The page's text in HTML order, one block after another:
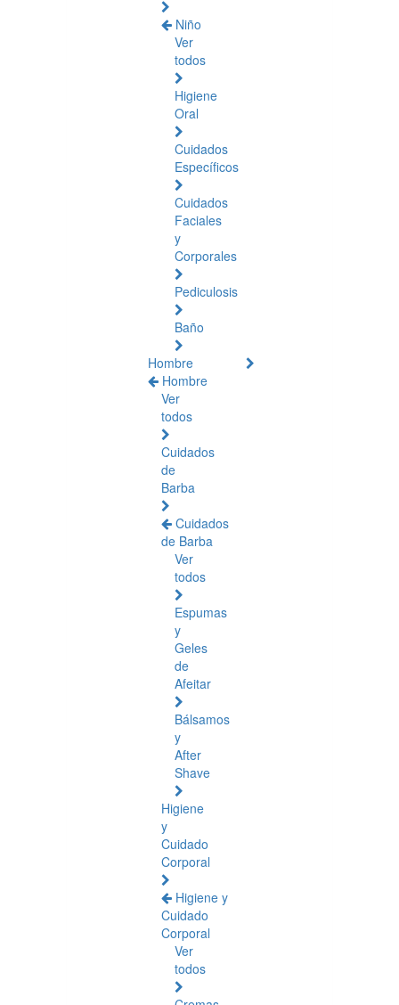
Niño
Ver
todos
Higiene
Oral
Cuidados
Específicos
Cuidados
Faciales
y
Corporales
Pediculosis
Baño
Hombre
Hombre
Ver
todos
Cuidados
de
Barba
Cuidados
de Barba
Ver
todos
Espumas
y
Geles
de
Afeitar
Bálsamos
y
After
Shave
Higiene
y
Cuidado
Corporal
Higiene y
Cuidado
Corporal
Ver
todos